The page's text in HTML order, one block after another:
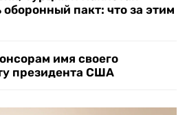
пакт: что за этим
имя своего
президента США